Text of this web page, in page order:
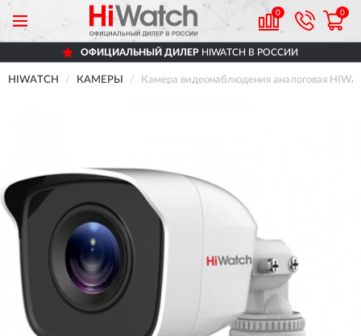
0 0
ОФИЦИАЛЬНЫЙ ДИЛЕРHIWATCH В РОССИИ
HIWATCH КАМЕРЫ Камера видеонаблюдения аналоговая